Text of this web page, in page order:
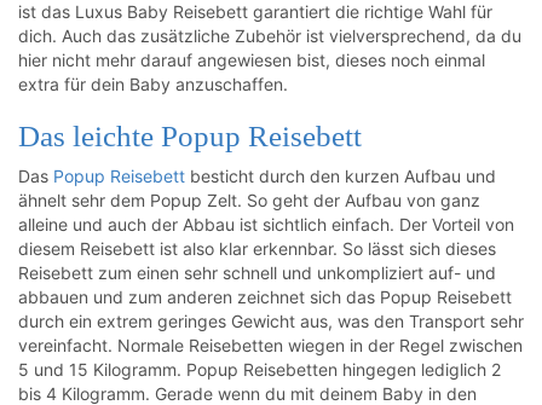
ist das Luxus Baby Reisebett garantiert die richtige Wahl für
dich. Auch das zusätzliche Zubehör ist vielversprechend, da du
hier nicht mehr darauf angewiesen bist, dieses noch einmal
extra für dein Baby anzuschaffen.
Das leichte Popup Reisebett
Das Popup Reisebett besticht durch den kurzen Aufbau und
ähnelt sehr dem Popup Zelt. So geht der Aufbau von ganz
alleine und auch der Abbau ist sichtlich einfach. Der Vorteil von
diesem Reisebett ist also klar erkennbar. So lässt sich dieses
Reisebett zum einen sehr schnell und unkompliziert auf- und
abbauen und zum anderen zeichnet sich das Popup Reisebett
durch ein extrem geringes Gewicht aus, was den Transport sehr
vereinfacht. Normale Reisebetten wiegen in der Regel zwischen
5 und 15 Kilogramm. Popup Reisebetten hingegen lediglich 2
bis 4 Kilogramm. Gerade wenn du mit deinem Baby in den